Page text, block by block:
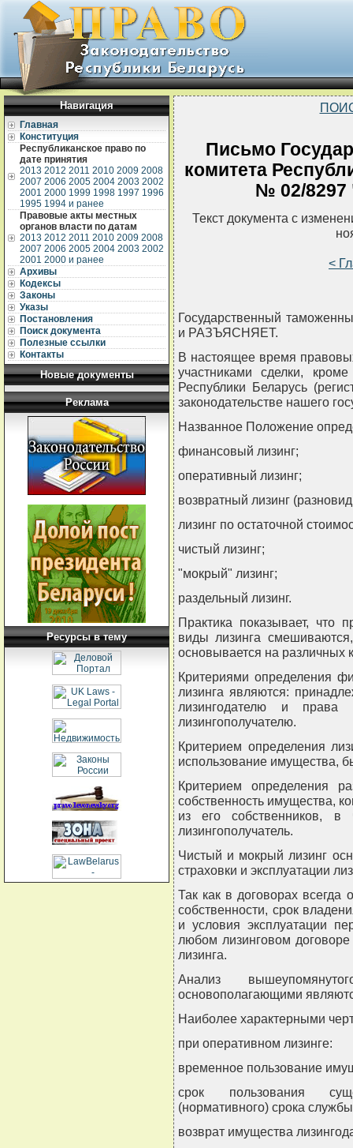
Навигация
Главная
Конституция
Республиканское право по
дате принятия
2013 2012 2011 2010 2009 2008
2007 2006 2005 2004 2003 2002
2001 2000 1999 1998 1997 1996
1995 1994 и ранее
Правовые акты местных
органов власти по датам
2013 2012 2011 2010 2009 2008
2007 2006 2005 2004 2003 2002
2001 2000 и ранее
Архивы
Кодексы
Законы
Указы
Постановления
Поиск документа
Полезные ссылки
Контакты
Новые документы
Реклама
Ресурсы в тему
Письмо
комитета
№ 02/8297
Текст документа с
<
Государственный
и РАЗЪЯСНЯЕТ.
В настоящее время
участниками сделки,
Республики Беларусь
законодательстве нашего
Названное Положение
финансовый лизинг;
оперативный лизинг;
возвратный лизинг
лизинг по остаточной
чистый лизинг;
"мокрый" лизинг;
раздельный лизинг.
Практика показывает, что
виды лизинга
основывается на различных
Критериями определения
лизинга являются:
лизингодателю и
лизингополучателю.
Критерием определения
использование имущества,
Критерием определения
собственность имущества,
из его собственников,
лизингополучатель.
Чистый и мокрый лизинг
страховки и эксплуатации
Так как в договорах всегда
собственности, срок
и условия эксплуатации
любом лизинговом
лизинга.
Анализ
основополагающими
Наиболее характерными
при оперативном лизинге:
временное пользование
срок пользования
(нормативного) срока
возврат имущества